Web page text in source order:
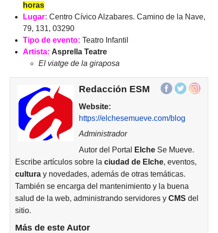
horas
Lugar: Centro Cívico Alzabares. Camino de la Nave,
79, 131, 03290
Tipo de evento: Teatro Infantil
Artista: Asprella Teatre
El viatge de la giraposa
Redacción ESM
Website:
https://elchesemueve.com/blog
Administrador
Autor del Portal
ElcheSe Mueve.
Escribe artículos sobre la ciudad de Elche, eventos,
cultura y novedades, además de otras temáticas.
También se encarga del mantenimiento y la buena
salud de la web, administrando servidores y CMS del
sitio.
Más de este Autor